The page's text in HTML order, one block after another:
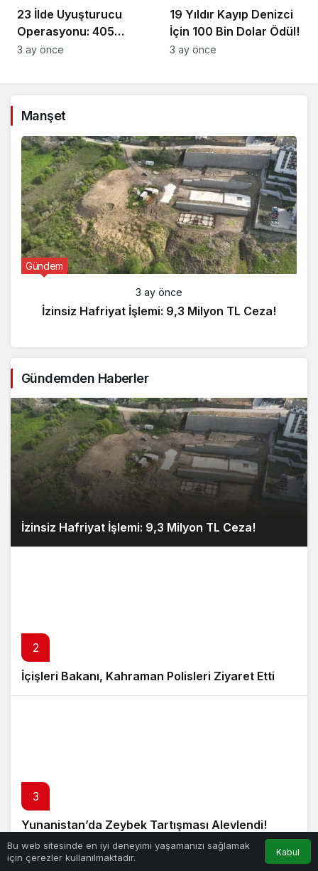
23 İlde Uyuşturucu
Operasyonu: 405
Gözaltı!
3 ay önce
19 Yıldır Kayıp Denizci
İçin 100 Bin Dolar Ödül!
3 ay önce
Manşet
Gündem
3 ay önce
İzinsiz Hafriyat İşlemi: 9,3 Milyon TL Ceza!
Gündemden Haberler
İzinsiz Hafriyat İşlemi: 9,3 Milyon TL Ceza!
2
İçişleri Bakanı, Kahraman Polisleri Ziyaret Etti
3
Yunanistan’da Zeybek Tartışması Alevlendi!
Bu web sitesinde en iyi deneyimi yaşamanızı sağlamak
için çerezler kullanılmaktadır.
Kabul